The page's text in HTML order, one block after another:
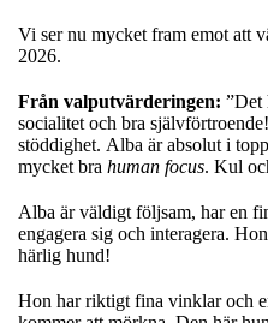
Vi ser nu mycket fram emot att
2026.
Från valputvärderingen: ”Det
socialitet och bra
stöddighet. Alba är absolut i
mycket bra human focus. Kul
Alba är väldigt följsam, har en
engagera sig och interagera.
härlig hund!
Hon har riktigt fina vinklar och